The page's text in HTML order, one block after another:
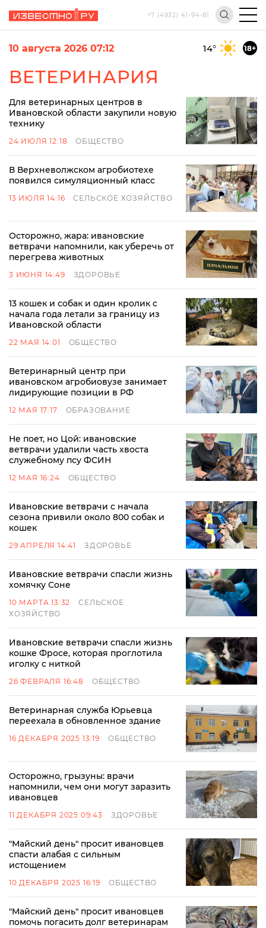
+7 (4932) 41-94-81
10 августа 2026 07:12 14° 18+
ВЕТЕРИНАРИЯ
Для ветеринарных центров в
Ивановской области закупили новую
технику
24 ИЮЛЯ 12:18 ОБЩЕСТВО
В Верхневолжском агробиотехе
появился симуляционный класс
13 ИЮЛЯ 14:16 СЕЛЬСКОЕ ХОЗЯЙСТВО
Осторожно, жара: ивановские
ветврачи напомнили, как уберечь от
перегрева животных
3 ИЮНЯ 14:49 ЗДОРОВЬЕ
13 кошек и собак и один кролик с
начала года летали за границу из
Ивановской области
22 МАЯ 14:01 ОБЩЕСТВО
Ветеринарный центр при
ивановском агробиовузе занимает
лидирующие позиции в РФ
12 МАЯ 17:17 ОБРАЗОВАНИЕ
Не поет, но Цой: ивановские
ветврачи удалили часть хвоста
служебному псу ФСИН
12 МАЯ 16:24 ОБЩЕСТВО
Ивановские ветврачи с начала
сезона привили около 800 собак и
кошек
29 АПРЕЛЯ 14:41 ЗДОРОВЬЕ
Ивановские ветврачи спасли жизнь
хомячку Соне
10 МАРТА 13:32
СЕЛЬСКОЕ
ХОЗЯЙСТВО
Ивановские ветврачи спасли жизнь
кошке Фросе, которая проглотила
иголку с ниткой
26 ФЕВРАЛЯ 16:48 ОБЩЕСТВО
Ветеринарная служба Юрьевца
переехала в обновленное здание
16 ДЕКАБРЯ 2025 13:19 ОБЩЕСТВО
Осторожно, грызуны: врачи
напомнили, чем они могут заразить
ивановцев
11 ДЕКАБРЯ 2025 09:43 ЗДОРОВЬЕ
"Майский день" просит ивановцев
спасти алабая с сильным
истощением
10 ДЕКАБРЯ 2025 16:19 ОБЩЕСТВО
"Майский день" просит ивановцев
помочь погасить долг ветеринарам